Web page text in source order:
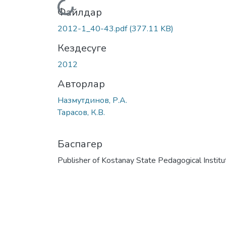
Жүктеу...
Файлдар
2012-1_40-43.pdf(377.11 KB)
Кездесуге
2012
Авторлар
Назмутдинов, Р.А.
Тарасов, К.В.
Баспагер
Publisher of Kostanay State Pedagogical